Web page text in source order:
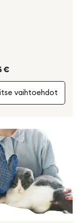
€
vaihtoehdot